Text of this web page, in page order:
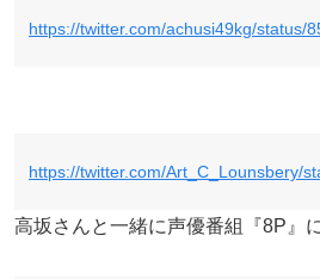
https://twitter.com/achusi49kg/status/
https://twitter.com/Art_C_Lounsbery/
高坂さんと一緒に声優番組『8P』